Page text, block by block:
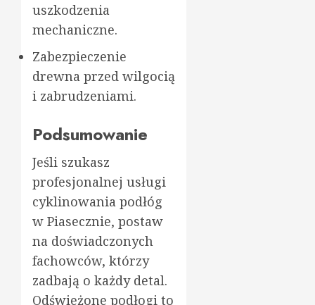
uszkodzenia
mechaniczne.
Zabezpieczenie
drewna przed wilgocią
i zabrudzeniami.
Podsumowanie
Jeśli szukasz
profesjonalnej usługi
cyklinowania podłóg
w Piasecznie, postaw
na doświadczonych
fachowców, którzy
zadbają o każdy detal.
Odświeżone podłogi to